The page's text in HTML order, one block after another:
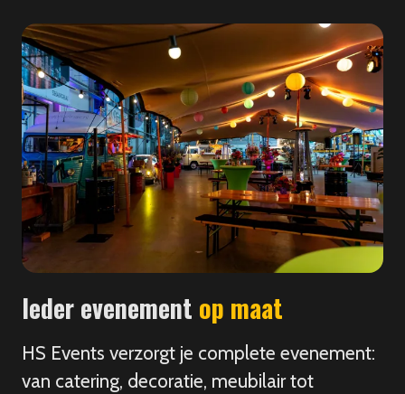
Ieder evenement op maat
HS Events verzorgt je complete evenement:
van catering, decoratie, meubilair tot